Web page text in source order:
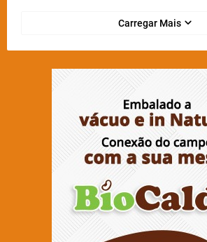
Carregar Mais